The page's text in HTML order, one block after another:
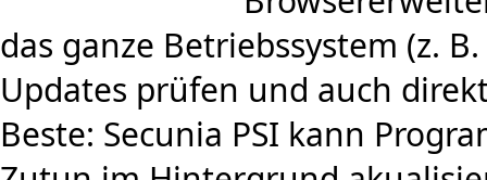
das ganze Betriebssystem (z.
Updates prüfen und auch
Beste: Secunia PSI kann